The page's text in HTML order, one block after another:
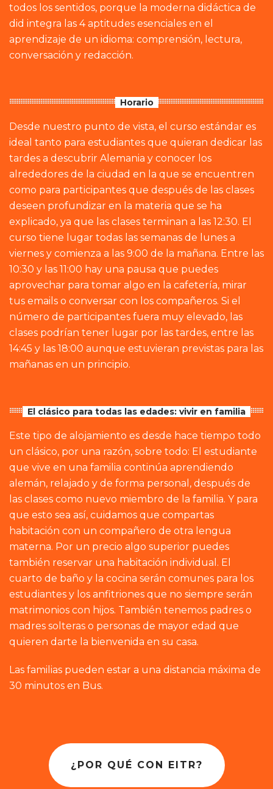
todos los sentidos, porque la moderna didáctica de
did integra las 4 aptitudes esenciales en el
aprendizaje de un idioma: comprensión, lectura,
conversación y redacción.
Horario
Desde nuestro punto de vista, el curso estándar es
ideal tanto para estudiantes que quieran dedicar las
tardes a descubrir Alemania y conocer los
alrededores de la ciudad en la que se encuentren
como para participantes que después de las clases
deseen profundizar en la materia que se ha
explicado, ya que las clases terminan a las 12:30. El
curso tiene lugar todas las semanas de lunes a
viernes y comienza a las 9:00 de la mañana. Entre las
10:30 y las 11:00 hay una pausa que puedes
aprovechar para tomar algo en la cafetería, mirar
tus emails o conversar con los compañeros. Si el
número de participantes fuera muy elevado, las
clases podrían tener lugar por las tardes, entre las
14:45 y las 18:00 aunque estuvieran previstas para las
mañanas en un principio.
El clásico para todas las edades: vivir en familia
Este tipo de alojamiento es desde hace tiempo todo
un clásico, por una razón, sobre todo: El estudiante
que vive en una familia continúa aprendiendo
alemán, relajado y de forma personal, después de
las clases como nuevo miembro de la familia. Y para
que esto sea así, cuidamos que compartas
habitación con un compañero de otra lengua
materna. Por un precio algo superior puedes
también reservar una habitación individual. El
cuarto de baño y la cocina serán comunes para los
estudiantes y los anfitriones que no siempre serán
matrimonios con hijos. También tenemos padres o
madres solteras o personas de mayor edad que
quieren darte la bienvenida en su casa.
Las familias pueden estar a una distancia máxima de
30 minutos en Bus.
¿POR QUÉ CON EITR?